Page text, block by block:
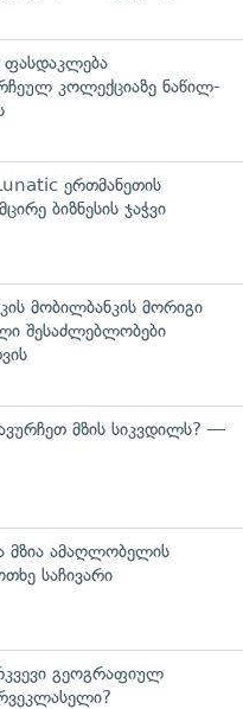
ფასდაკლება
კოლექციაზე ნაწილ-
ერთმანეთის
ბიზნესის ჯაჭვი
მობილბანკის მორიგი
შესაძლებლობები
მზის სიკვდილს? —
მზია ამაღლობელის
საჩივარი
გეოგრაფიულ